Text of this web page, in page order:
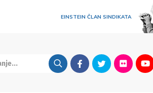
EINSTEIN ČLAN SINDIKATA
FacebookTwitterFlickr